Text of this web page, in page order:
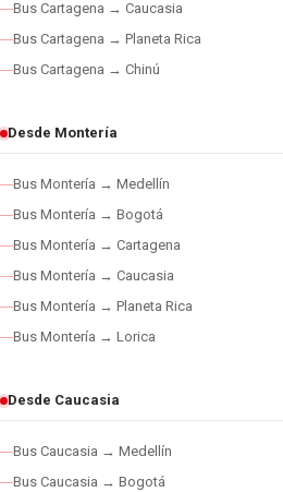
Bus Cartagena → Caucasia
Bus Cartagena → Planeta Rica
Bus Cartagena → Chinú
Desde Montería
Bus Montería → Medellín
Bus Montería → Bogotá
Bus Montería → Cartagena
Bus Montería → Caucasia
Bus Montería → Planeta Rica
Bus Montería → Lorica
Desde Caucasia
Bus Caucasia → Medellín
Bus Caucasia → Bogotá